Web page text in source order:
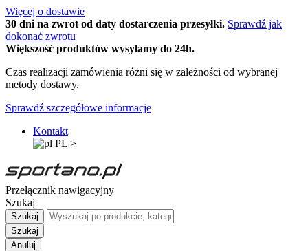
Więcej o dostawie
30 dni na zwrot od daty dostarczenia przesyłki. Sprawdź jak
dokonać zwrotu
Większość produktów wysyłamy do 24h.
Czas realizacji zamówienia różni się w zależności od wybranej
metody dostawy.
Sprawdź szczegółowe informacje
Kontakt
PL >
Przełącznik nawigacyjny
Szukaj
Szukaj
Szukaj
Anuluj